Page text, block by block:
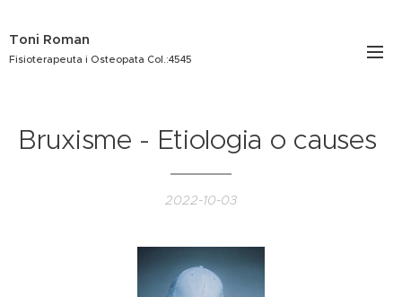
Toni Roman
Fisioterapeuta i Osteopata Col.:4545
Bruxisme - Etiologia o causes
2022-10-03